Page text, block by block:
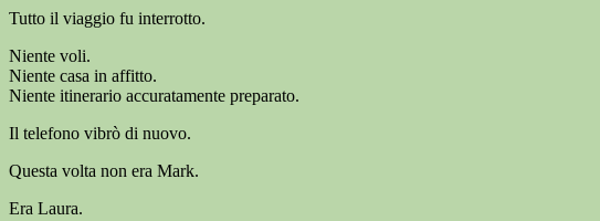
Tutto il viaggio fu interrotto.
Niente voli.
Niente casa in affitto.
Niente itinerario accuratamente preparato.
Il telefono vibrò di nuovo.
Questa volta non era Mark.
Era Laura.